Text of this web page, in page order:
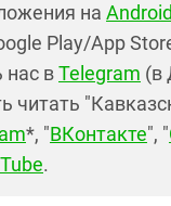
на Android
Play/App
нас вTelegram (в
*, "ВКонтакте", "
.